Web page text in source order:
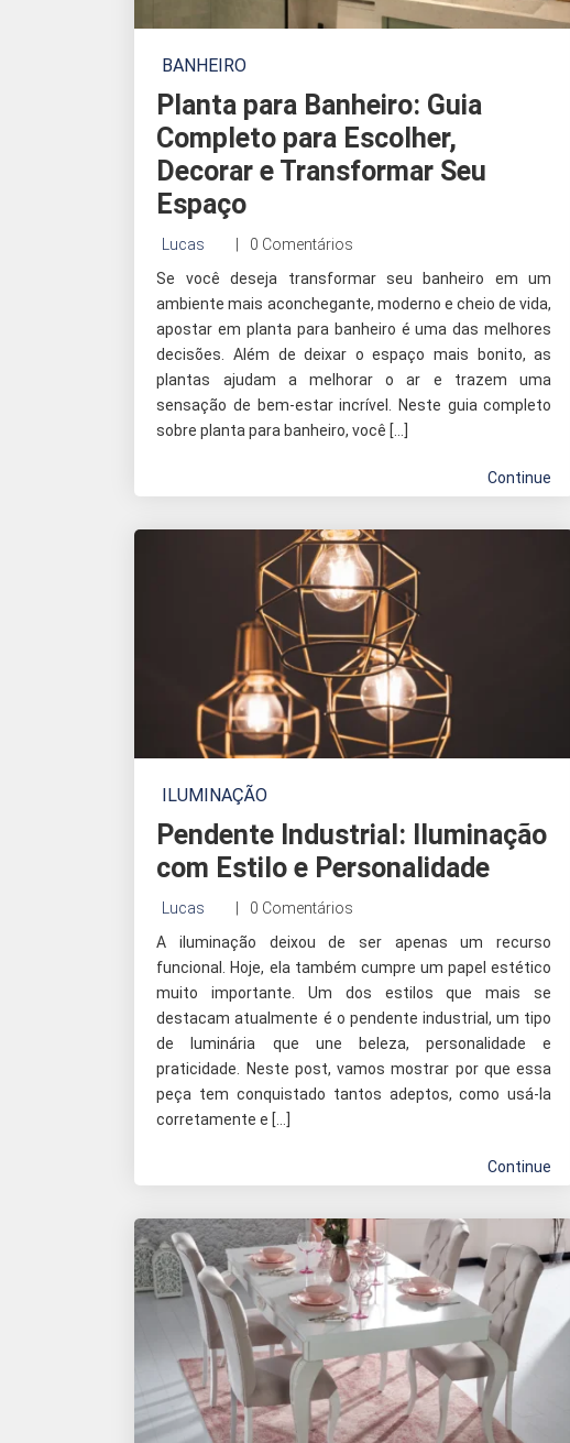
BANHEIRO
Planta para Banheiro: Guia
Completo para Escolher,
Decorar e Transformar Seu
Espaço
Lucas
0 Comentários
Se você deseja transformar seu banheiro em um
ambiente mais aconchegante, moderno e cheio de vida,
apostar em planta para banheiro é uma das melhores
decisões. Além de deixar o espaço mais bonito, as
plantas ajudam a melhorar o ar e trazem uma
sensação de bem-estar incrível. Neste guia completo
sobre planta para banheiro, você […]
Continue
ILUMINAÇÃO
Pendente Industrial: Iluminação
com Estilo e Personalidade
Lucas
0 Comentários
A iluminação deixou de ser apenas um recurso
funcional. Hoje, ela também cumpre um papel estético
muito importante. Um dos estilos que mais se
destacam atualmente é o pendente industrial, um tipo
de luminária que une beleza, personalidade e
praticidade. Neste post, vamos mostrar por que essa
peça tem conquistado tantos adeptos, como usá-la
corretamente e […]
Continue